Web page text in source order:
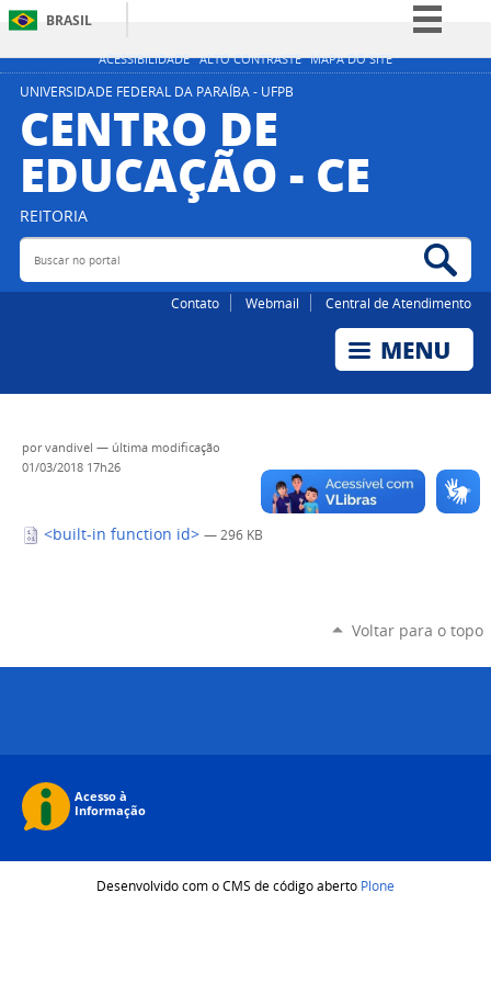
ACESSIBILIDADE ALTO CONTRASTE MAPA DO SITE
BRASIL
Simplifique!
Acesso à informação
Legislação
UNIVERSIDADE FEDERAL DA PARAÍBA - UFPB
CENTRO DE
EDUCAÇÃO - CE
REITORIA
Buscar no portal
Contato Webmail Central de Atendimento
porvandivel — última modificação
01/03/2018 17h26
<built-in function id> — 296 KB
Voltar para o topo
Desenvolvido com o CMS de código aberto Plone